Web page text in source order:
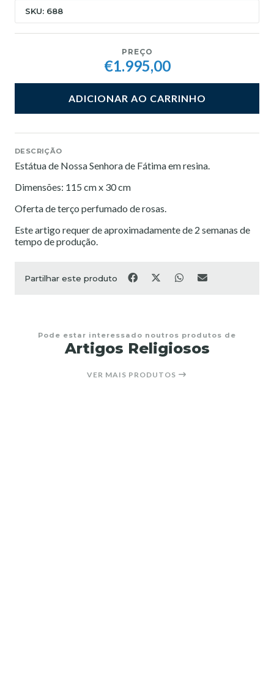
SKU: 688
PREÇO
€1.995,00
ADICIONAR AO CARRINHO
DESCRIÇÃO
Estátua de Nossa Senhora de Fátima em resina.
Dimensões: 115 cm x 30 cm
Oferta de terço perfumado de rosas.
Este artigo requer de aproximadamente de 2 semanas de
tempo de produção.
Partilhar este produto
Pode estar interessado noutros produtos de
Artigos Religiosos
VER MAIS PRODUTOS